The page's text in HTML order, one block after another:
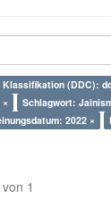
Klassifikation (DDC):
Schlagwort:
2022 ×
1